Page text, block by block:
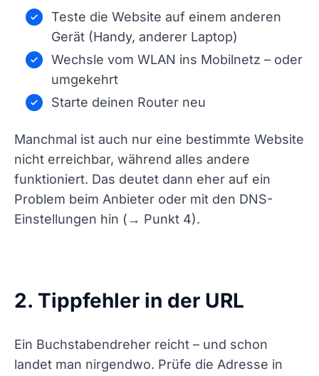
Teste die Website auf einem anderen
Gerät (Handy, anderer Laptop)
Wechsle vom WLAN ins Mobilnetz – oder
umgekehrt
Starte deinen Router neu
Manchmal ist auch nur eine bestimmte Website
nicht erreichbar, während alles andere
funktioniert. Das deutet dann eher auf ein
Problem beim Anbieter oder mit den DNS-
Einstellungen hin (→ Punkt 4).
2. Tippfehler in der URL
Ein Buchstabendreher reicht – und schon
landet man nirgendwo. Prüfe die Adresse in